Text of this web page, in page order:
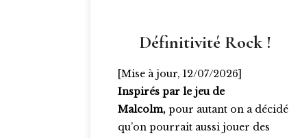
Définitivité Rock !
[Mise à jour, 12/07/2026]
Inspirés par le jeu de
Malcolm, pour autant on a décidé
qu’on pourrait aussi jouer des